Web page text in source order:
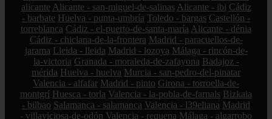
alicante Alicante - san-miguel-de-salinas Alicante - ibi Cádiz
- barbate Huelva - punta-umbría Toledo - bargas Castellón -
torreblanca Cádiz - el-puerto-de-santa-maría Alicante - dénia
Cádiz - chiclana-de-la-frontera Madrid - paracuellos-de-
jarama Lleida - lleida Madrid - lozoya Málaga - rincón-de-
la-victoria Granada - moraleda-de-zafayona Badajoz -
mérida Huelva - huelva Murcia - san-pedro-del-pinatar
Valencia - alfafar Madrid - pinto Girona - torroella-de-
montgrí Huesca - torla Valencia - la-pobla-de-farnals Bizkaia
- bilbao Salamanca - salamanca Valencia - l39eliana Madrid
- villaviciosa-de-odón Valencia - requena Málaga - algarrobo